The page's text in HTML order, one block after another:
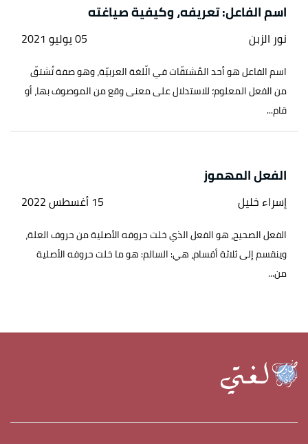
اسم الفاعل: تعريفه، وكيفية صياغته
نور الزبن 05 يوليو 2021
اسم الفاعل هو أحد المُشتقّات في الّلغة العربيّة، وهو صفة تُشتقّ
من الفعل المعلوم؛ للاستدلال على معنى وقع من الموصوف بها، أو
قام...
الفعل المهموز
إسراء خليل 15 أغسطس 2022
الفعل الصحيح، هو الفعل الذي خلت حروفه الأصلية من حروف العلة،
وينقسم إلى ثلاثة أقسام، هي: السالم: هو ما خلت حروفه الأصلية
من...